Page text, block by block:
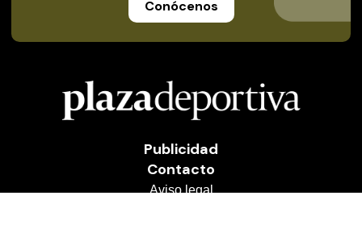
Conócenos
Publicidad
Contacto
Aviso legal